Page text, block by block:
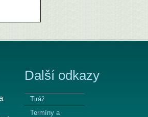
Další odkazy
Tiráž
Termíny a